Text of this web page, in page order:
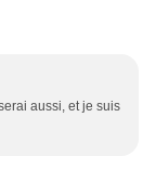
aussi, et je suis